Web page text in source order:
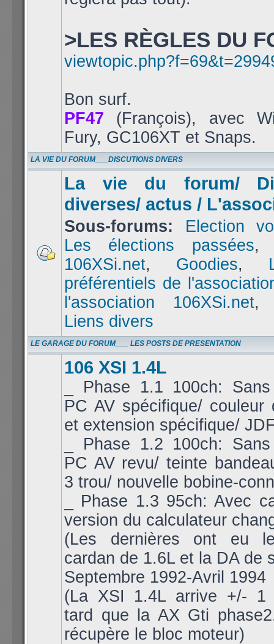
>LES RÈGLES DU
Bon surf.
PF47 (François), avec
Fury, GC106XT et Snaps.
LA VIE DU FORUM___DISCUTIONS DIVERS
La vie du forum/
diverses/ actus /
Sous-forums: Election
Les élections passées
106XSi.net, Goodies,
préférentiels de
l'association 106XSi.net
Liens divers
LE GARAGE DU FORUM___ LES POSTS DE PRESENTATION
106 XSI 1.4L
_ Phase 1.1 100ch:
PC AV spécifique/ couleur
et extension spécifique/
_ Phase 1.2 100ch:
PC AV revu/ teinte
3 trou/ nouvelle bobine-
_ Phase 1.3 95ch: Avec
version du calculateur
(Les dernières ont eu
cardan de 1.6L et la DA de
Septembre 1992-Avril 1994
(La XSI 1.4L arrive +/- 1
tard que la AX Gti
récupère le bloc moteur)